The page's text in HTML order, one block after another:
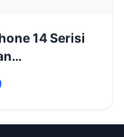
14 Serisi
Hizalama